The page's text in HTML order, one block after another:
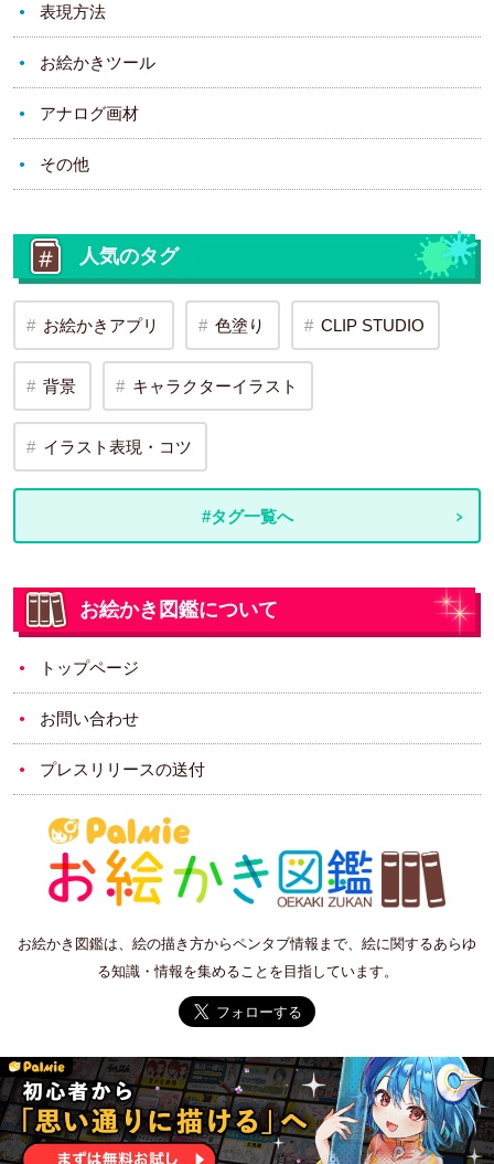
表現方法
お絵かきツール
アナログ画材
その他
人気のタグ
お絵かきアプリ 色塗り CLIP STUDIO
背景 キャラクターイラスト
イラスト表現・コツ
#タグ一覧へ
お絵かき図鑑について
トップページ
お問い合わせ
プレスリリースの送付
お絵かき図鑑は、絵の描き方からペンタブ情報まで、絵に関するあらゆ
る知識・情報を集めることを目指しています。